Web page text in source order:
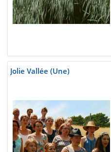
Jolie Vallée (Une)